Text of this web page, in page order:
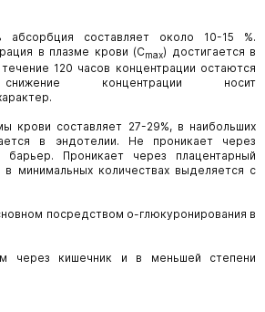
абсорбция составляет около 10-15 %.
в плазме крови (Сmах) достигается в
120 часов концентрации остаются
концентрации носит
крови составляет 27-29%, в наибольших
в эндотелии. Не проникает через
барьер. Проникает через плацентарный
в минимальных количествах выделяется с
посредством о-глюкуронирования в
через кишечник и в меньшей степени